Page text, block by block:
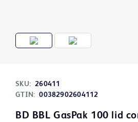
SKU: 260411
GTIN: 00382902604112
BD BBL GasPak 100 lid